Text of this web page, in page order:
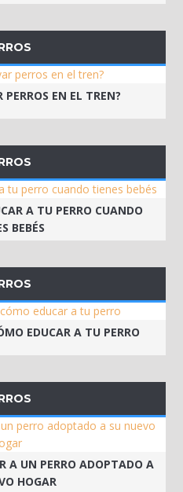
PERROS EN EL TREN?
A TU PERRO CUANDO
BEBÉS
EDUCAR A TU PERRO
A UN PERRO ADOPTADO A
HOGAR